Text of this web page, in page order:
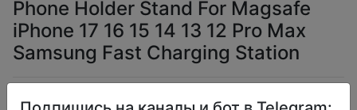
Phone Holder Stand For Magsafe
iPhone 17 16 15 14 13 12 Pro Max
Samsung Fast Charging Station